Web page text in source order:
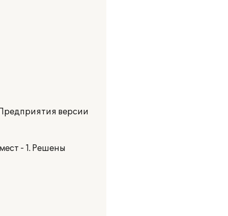
версии
- 1. Решены